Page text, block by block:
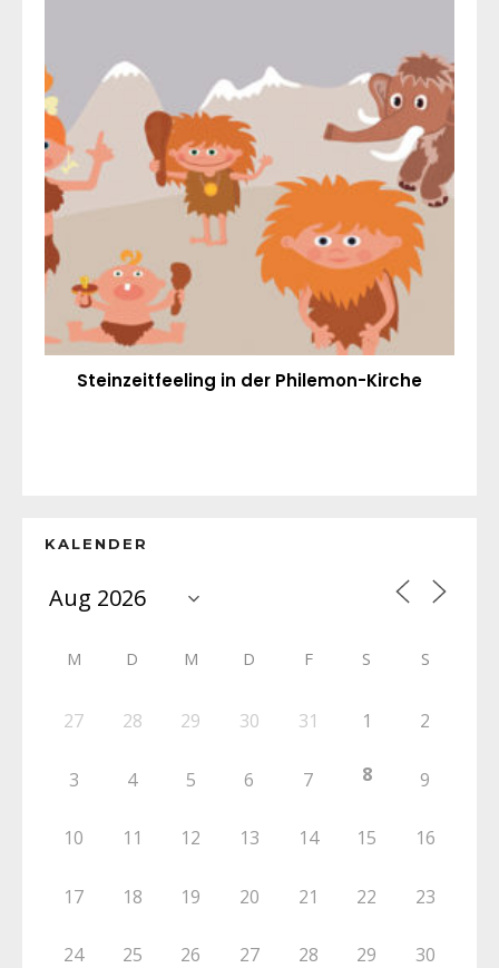
Steinzeitfeeling in der Philemon-Kirche
KALENDER
M D M D F S S
27 28 29 30 31 1 2
3 4 5 6 7 8 9
10 11 12 13 14 15 16
17 18 19 20 21 22 23
24 25 26 27 28 29 30